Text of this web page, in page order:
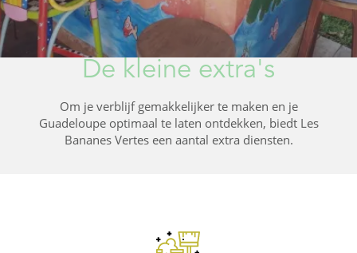
De kleine extra's
Om je verblijf gemakkelijker te maken en je
Guadeloupe optimaal te laten ontdekken, biedt Les
Bananes Vertes een aantal extra diensten.